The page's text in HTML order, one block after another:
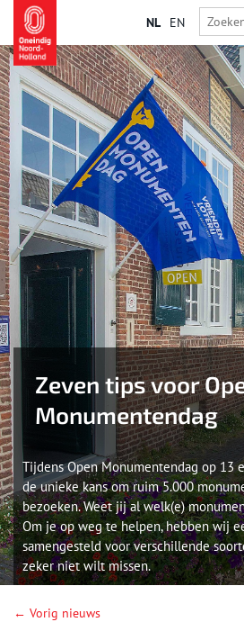
NL EN
Zeven tips voor
Monumentendag
Tijdens Open Monumentendag op 13
de unieke kans om ruim 5.000
bezoeken. Weet jij al welk(e)
Om je op weg te helpen, hebben wij
samengesteld voor verschillende
zeker niet wilt missen.
← Vorig nieuws